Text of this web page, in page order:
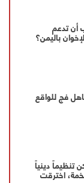
أن تدعم
باليمن؟
فج للواقع
تنظيماً دينياً
اخترقت